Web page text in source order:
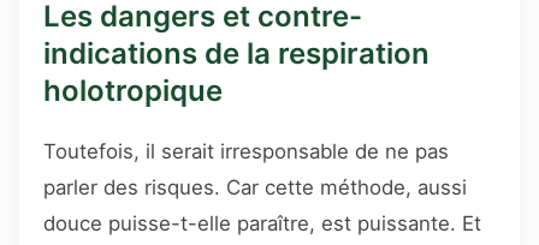
Les dangers et contre-
indications de la respiration
holotropique
Toutefois, il serait irresponsable de ne pas
parler des risques. Car cette méthode, aussi
douce puisse-t-elle paraître, est puissante. Et